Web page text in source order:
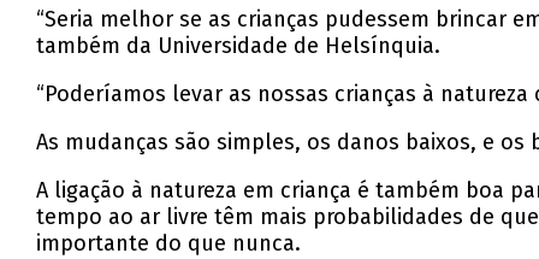
“Seria melhor se as crianças pudessem brincar
também da Universidade de Helsínquia.
“Poderíamos levar as nossas crianças à
As mudanças são simples, os danos baixos, e
A ligação à natureza em criança é também boa
tempo ao ar livre têm mais probabilidades de
importante do que nunca.